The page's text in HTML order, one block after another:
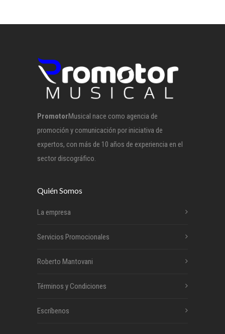
PromotorMusical nace como agencia de
promoción y comunicación por iniciativa de
expertos, con más de 10 años de experiencia en el
sector discográfico.
Quién Somos
La empresa
Servicios Promocionales
Roberto Mantovani
Términos y Condiciones
Escríbenos